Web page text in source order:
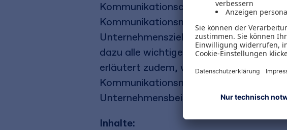
Kommunikationscontrolling mit allen
Kommunikationsmaßnahmen, Kanäle,
Unternehmensziele ausrichten, optimal
dazu alle wichtigen Instrumente und
erläutert zudem, wie Sie eigene
Kommunikationsmaßnahmen
Unternehmensbeispielen.
Inhalte: